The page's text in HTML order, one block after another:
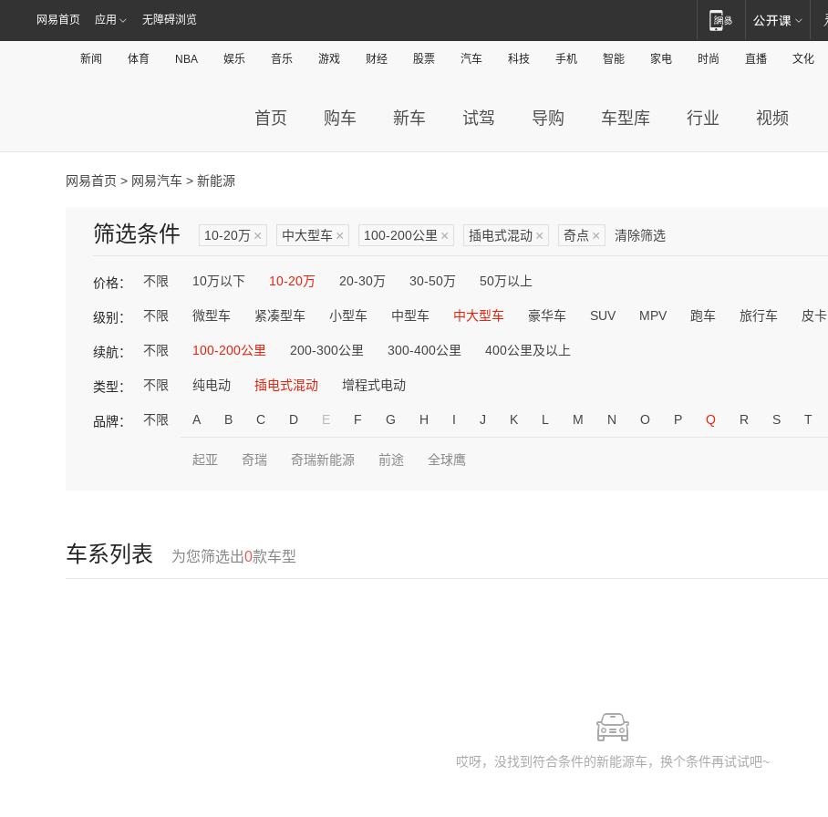
网易首页 应用 无障碍浏览
新闻 体育 NBA 娱乐 音乐 游戏 财经 股票 汽车 科技 手机 智能 家电 时尚 直播 文化
首页 购车 新车 试驾 导购 车型库 行业 视频
网易首页 > 网易汽车 > 新能源
筛选条件 10-20万 × 中大型车 × 100-200公里 × 插电式混动 × 奇点 × 清除筛选
价格： 不限 10万以下 10-20万 20-30万 30-50万 50万以上
级别： 不限 微型车 紧凑型车 小型车 中型车 中大型车 豪华车 SUV MPV 跑车 旅行车 皮卡
续航： 不限 100-200公里 200-300公里 300-400公里 400公里及以上
类型： 不限 纯电动 插电式混动 增程式电动
品牌： 不限 A B C D E F G H I J K L M N O P Q R S T
起亚 奇瑞 奇瑞新能源 前途 全球鹰
车系列表 为您筛选出0款车型
哎呀，没找到符合条件的新能源车，换个条件再试试吧~